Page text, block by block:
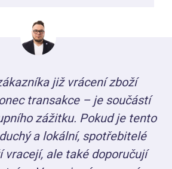
již vrácení zboží
transakce – je součástí
zážitku. Pokud je tento
a lokální, spotřebitelé
vracejí, ale také doporučují